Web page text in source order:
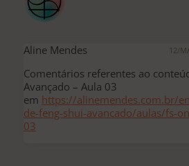
Aline Mendes 12/
Comentários referentes ao
Avançado – Aula 03
em https://alinemendes.com.br/
de-feng-shui-avancado/aulas/fs-
03